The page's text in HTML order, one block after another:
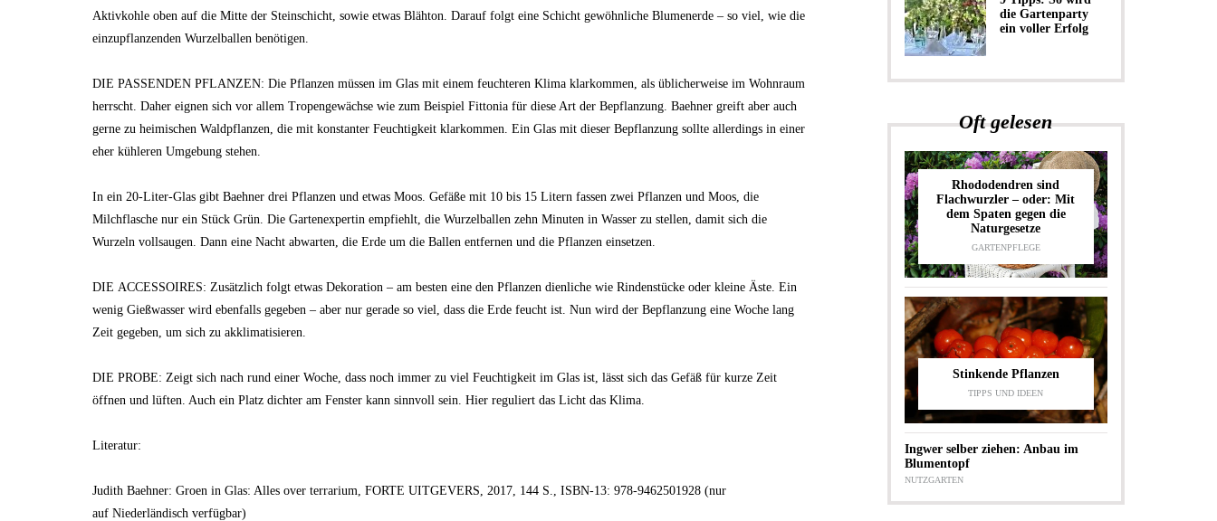
Aktivkohle oben auf die Mitte der Steinschicht, sowie etwas Blähton. Darauf folgt eine Schicht gewöhnliche Blumenerde – so viel, wie die
einzupflanzenden Wurzelballen benötigen.
DIE PASSENDEN PFLANZEN: Die Pflanzen müssen im Glas mit einem feuchteren Klima klarkommen, als üblicherweise im Wohnraum
herrscht. Daher eignen sich vor allem Tropengewächse wie zum Beispiel Fittonia für diese Art der Bepflanzung. Baehner greift aber auch
gerne zu heimischen Waldpflanzen, die mit konstanter Feuchtigkeit klarkommen. Ein Glas mit dieser Bepflanzung sollte allerdings in einer
eher kühleren Umgebung stehen.
In ein 20-Liter-Glas gibt Baehner drei Pflanzen und etwas Moos. Gefäße mit 10 bis 15 Litern fassen zwei Pflanzen und Moos, die
Milchflasche nur ein Stück Grün. Die Gartenexpertin empfiehlt, die Wurzelballen zehn Minuten in Wasser zu stellen, damit sich die
Wurzeln vollsaugen. Dann eine Nacht abwarten, die Erde um die Ballen entfernen und die Pflanzen einsetzen.
DIE ACCESSOIRES: Zusätzlich folgt etwas Dekoration – am besten eine den Pflanzen dienliche wie Rindenstücke oder kleine Äste. Ein
wenig Gießwasser wird ebenfalls gegeben – aber nur gerade so viel, dass die Erde feucht ist. Nun wird der Bepflanzung eine Woche lang
Zeit gegeben, um sich zu akklimatisieren.
DIE PROBE: Zeigt sich nach rund einer Woche, dass noch immer zu viel Feuchtigkeit im Glas ist, lässt sich das Gefäß für kurze Zeit
öffnen und lüften. Auch ein Platz dichter am Fenster kann sinnvoll sein. Hier reguliert das Licht das Klima.
Literatur:
Judith Baehner: Groen in Glas: Alles over terrarium, FORTE UITGEVERS, 2017, 144 S., ISBN-13: 978-9462501928 (nur
auf Niederländisch verfügbar)
die Gartenparty
ein voller Erfolg
Oft gelesen
Rhododendren sind
Flachwurzler – oder: Mit
dem Spaten gegen die
Naturgesetze
GARTENPFLEGE
Stinkende Pflanzen
TIPPS UND IDEEN
Ingwer selber ziehen: Anbau im
Blumentopf
NUTZGARTEN